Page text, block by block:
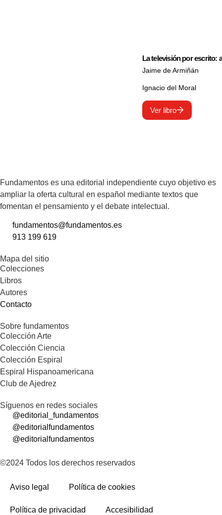
La televisión por escrito:
Jaime de Armiñán
Ignacio del Moral
Ver libro
Fundamentos es una editorial independiente cuyo objetivo es
ampliar la oferta cultural en español mediante textos que
fomentan el pensamiento y el debate intelectual.
fundamentos@fundamentos.es
913 199 619
Mapa del sitio
Colecciones
Libros
Autores
Contacto
Sobre fundamentos
Colección Arte
Colección Ciencia
Colección Espiral
Espiral Hispanoamericana
Club de Ajedrez
Síguenos en redes sociales
@editorial_fundamentos
@editorialfundamentos
@editorialfundamentos
©2024 Todos los derechos reservados
Aviso legal Política de cookies
Política de privacidad Accesibilidad